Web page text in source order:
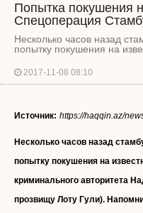
Попытка покушения
Спецоперация
Несколько часов назад
попытку покушения на
2017-11-08 08:10
Источник: https://haqqin.az/
Несколько часов назад
попытку покушения на
криминального авторитета
прозвищу Лоту Гули).